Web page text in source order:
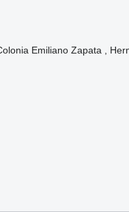
Emiliano Zapata ,